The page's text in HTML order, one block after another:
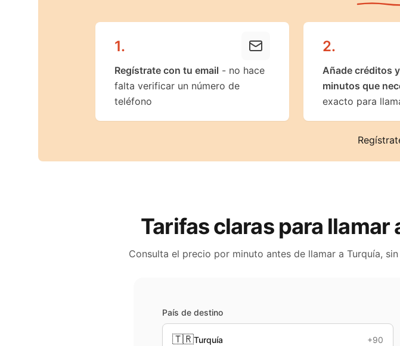
1.
Regístrate con tu email - no hace
falta verificar un número de
teléfono
2.
Añade créditos
minutos que
exacto para
Tarifas claras para llamar
Consulta el precio por minuto antes de llamar a Turquía,
País de destino
🇹🇷Turquía +90